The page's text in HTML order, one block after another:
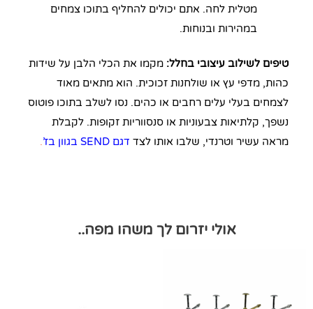
מטלית לחה. אתם יכולים להחליף בתוכו צמחים
במהירות ובנוחות.
טיפים לשילוב עיצובי בחלל: מקמו את הכלי הלבן על שידות
כהות, מדפי עץ או שולחנות זכוכית. הוא מתאים מאוד
לצמחים בעלי עלים רחבים או כהים. נסו לשלב בתוכו פוטוס
נשפך, קלתיאות צבעוניות או סנסווריות זקופות. לקבלת
מראה עשיר וטרנדי, שלבו אותו לצד דגם SEND בגוון בז’ .
אולי יזרום לך משהו מפה..
מספר